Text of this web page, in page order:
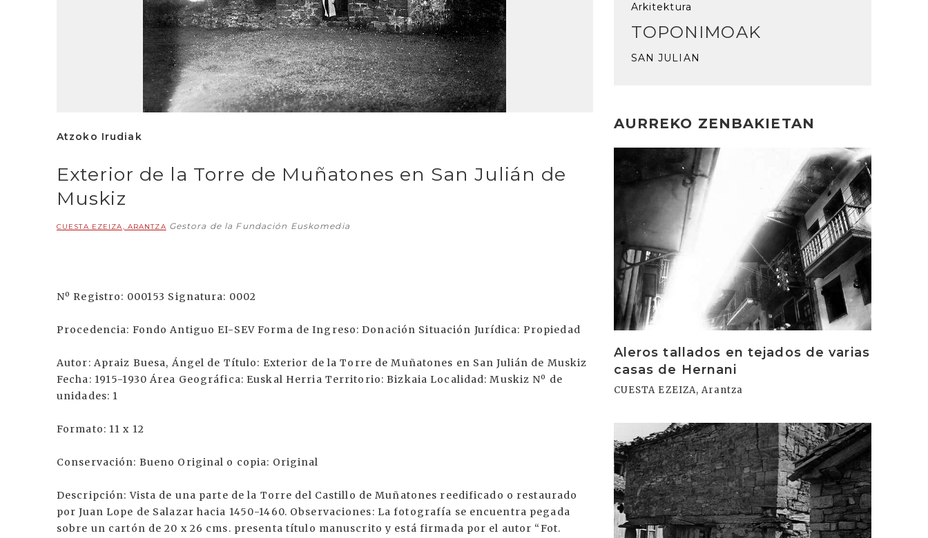
Atzoko Irudiak
Exterior de la Torre de Muñatones en San Julián de
Muskiz
CUESTA EZEIZA, ARANTZA Gestora de la Fundación Euskomedia
Nº Registro: 000153 Signatura: 0002
Procedencia: Fondo Antiguo EI-SEV Forma de Ingreso: Donación Situación Jurídica: Propiedad
Autor: Apraiz Buesa, Ángel de Título: Exterior de la Torre de Muñatones en San Julián de Muskiz
Fecha: 1915-1930 Área Geográfica: Euskal Herria Territorio: Bizkaia Localidad: Muskiz Nº de
unidades: 1
Formato: 11 x 12
Conservación: Bueno Original o copia: Original
Descripción: Vista de una parte de la Torre del Castillo de Muñatones reedificado o restaurado
por Juan Lope de Salazar hacia 1450-1460. Observaciones: La fotografía se encuentra pegada
sobre un cartón de 20 x 26 cms. presenta título manuscrito y está firmada por el autor “Fot.
Arkitektura
TOPONIMOAK
SAN JULIAN
AURREKO ZENBAKIETAN
Aleros tallados en tejados de varias
casas de Hernani
CUESTA EZEIZA, Arantza
Irakurri
Irakurri